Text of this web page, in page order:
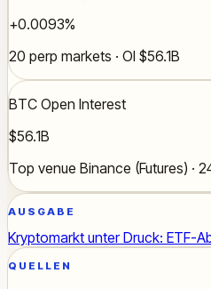
+0.0093%
20 perp markets · OI $56.1B
BTC Open Interest
$56.1B
Top venue Binance (Futures) ·
AUSGABE
Kryptomarkt unter Druck: ETF-
QUELLEN